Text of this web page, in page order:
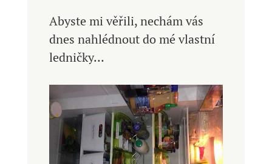
Abyste mi věřili, nechám vás
dnes nahlédnout do mé vlastní
ledničky…